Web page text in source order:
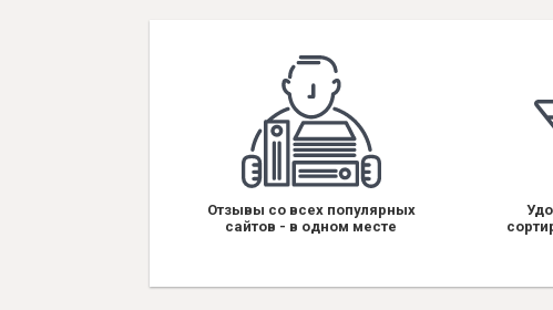
Отзывы со всех популярных
сайтов - в одном месте